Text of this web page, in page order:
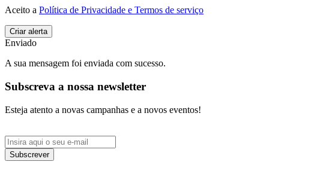
Aceito a Política de Privacidade e Termos de serviço
Enviado
A sua mensagem foi enviada com sucesso.
Subscreva a nossa newsletter
Esteja atento a novas campanhas e a novos eventos!